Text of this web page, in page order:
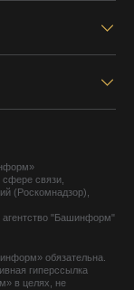
связи,
(Роскомнадзор),
"Башинформ"
обязательна.
гиперссылка
в целях, не